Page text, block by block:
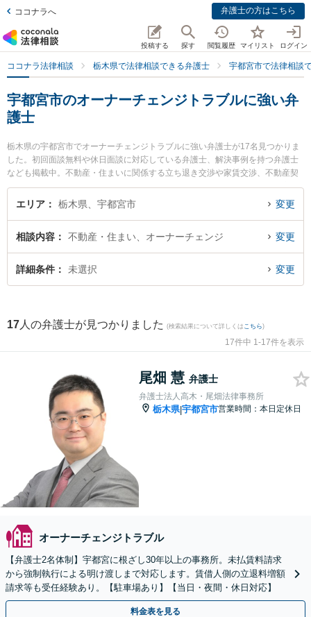
ココナラへ 弁護士の方はこちら
投稿する 探す 閲覧履歴 マイリスト ログイン
ココナラ法律相談 栃木県で法律相談できる弁護士 宇都宮市で法律相談
宇都宮市のオーナーチェンジトラブルに強い弁
護士
栃木県の宇都宮市でオーナーチェンジトラブルに強い弁護士が17名見つかりま
した。初回面談無料や休日面談に対応している弁護士、解決事例を持つ弁護士
なども掲載中。不動産・住まいに関係する立ち退き交渉や家賃交渉、不動産契
約解除等の細かな分野での絞り込み検索もでき便利です。特に弁護士法人高
木・尾畑法律事務所の尾畑 慧弁護士や大橋慶士法律事務所の大橋 慶士弁護士、
ラブルのトラブルを今すぐに弁護士に相談したい』『オーナーチェンジトラブ
ルのトラブル解決の実績豊富な近くの弁護士を検索したい』『初回相談無料で
オーナーチェンジトラブルを法律相談できる宇都宮市内の弁護士に相談予約し
エリア 栃木県、宇都宮市 変更
相談内容 不動産・住まい、オーナーチェンジ 変更
詳細条件 未選択 変更
17 人の弁護士が見つかりました (検索結果について詳しくは こちら)
17件中 1-17件を表示
尾畑 慧 弁護士
弁護士法人高木・尾畑法律事務所
栃木県|宇都宮市営業時間：本日定休日
オーナーチェンジトラブル
【弁護士2名体制】宇都宮に根ざし30年以上の事務所。未払賃料請求
から強制執行による明け渡しまで対応します。賃借人側の立退料増額
請求等も受任経験あり。【駐車場あり】【当日・夜間・休日対応】
料金表を見る